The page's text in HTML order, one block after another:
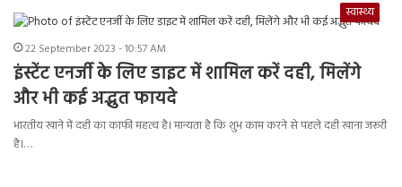
स्वास्थ्य
22 September 2023 - 10:57 AM
इंस्टेंट एनर्जी के लिए डाइट में शामिल करें दही, मिलेंगे
और भी कई अद्भुत फायदे
भारतीय खाने में दही का काफी महत्व है। मान्यता है कि शुभ काम करने से पहले दही खाना जरूरी
है।…